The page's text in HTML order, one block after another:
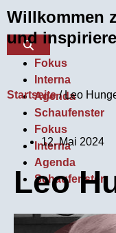
Fokus
Interna
Agenda
Schaufenster
Fokus
Interna
Agenda
Schaufenster
Über uns
Willkommen
und
Startseite/Leo
12. Mai 2024
Leo